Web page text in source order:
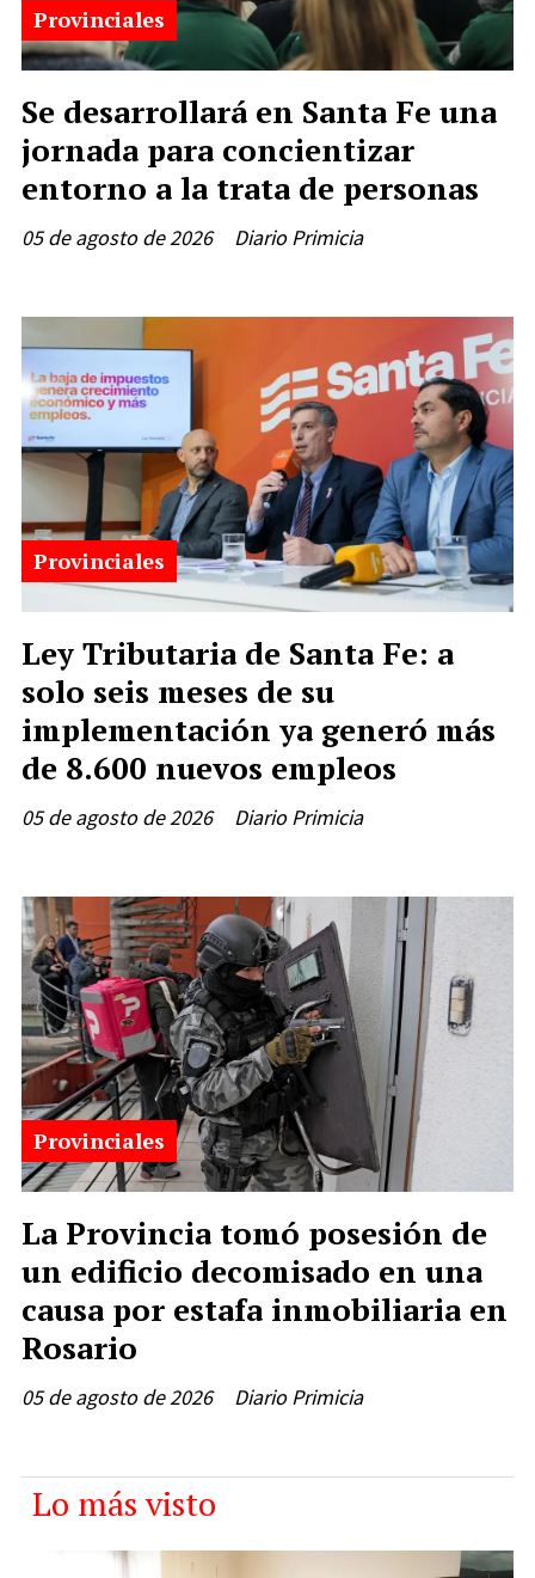
Se desarrollará en Santa Fe una
jornada para concientizar
entorno a la trata de personas
Diario Primicia
Provinciales
05 de agosto de 2026
Ley Tributaria de Santa Fe: a
solo seis meses de su
implementación ya generó más
de 8.600 nuevos empleos
Diario Primicia
Provinciales
05 de agosto de 2026
La Provincia tomó posesión de
un edificio decomisado en una
causa por estafa inmobiliaria en
Rosario
Diario Primicia
Provinciales
05 de agosto de 2026
Lo más visto